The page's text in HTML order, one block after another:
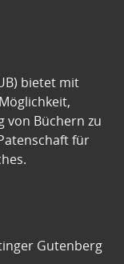
bietet mit
von Büchern zu
für
Gutenberg